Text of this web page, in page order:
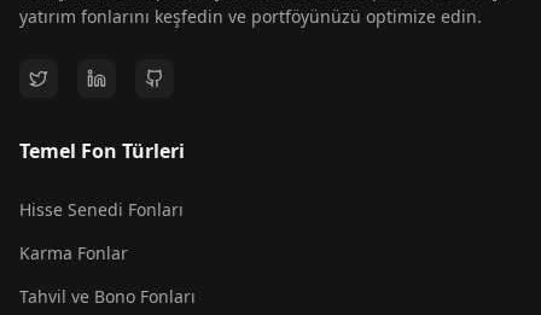
yatırım fonlarını keşfedin ve portföyünüzü optimize edin.
Temel Fon Türleri
Hisse Senedi Fonları
Karma Fonlar
Tahvil ve Bono Fonları